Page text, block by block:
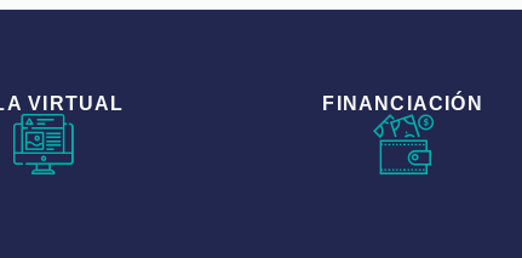
VIRTUAL FINANCIACIÓN